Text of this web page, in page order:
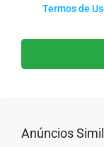
Termos de
Anúncios